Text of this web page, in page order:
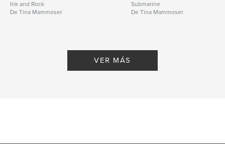
Ink and Rock
De Tina Mammoser
Submarine
De Tina Mammoser
VER MÁS